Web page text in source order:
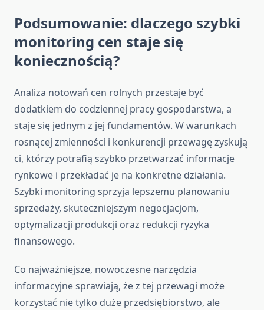
Podsumowanie: dlaczego szybki
monitoring cen staje się
koniecznością?
Analiza notowań cen rolnych przestaje być
dodatkiem do codziennej pracy gospodarstwa, a
staje się jednym z jej fundamentów. W warunkach
rosnącej zmienności i konkurencji przewagę zyskują
ci, którzy potrafią szybko przetwarzać informacje
rynkowe i przekładać je na konkretne działania.
Szybki monitoring sprzyja lepszemu planowaniu
sprzedaży, skuteczniejszym negocjacjom,
optymalizacji produkcji oraz redukcji ryzyka
finansowego.
Co najważniejsze, nowoczesne narzędzia
informacyjne sprawiają, że z tej przewagi może
korzystać nie tylko duże przedsiębiorstwo, ale